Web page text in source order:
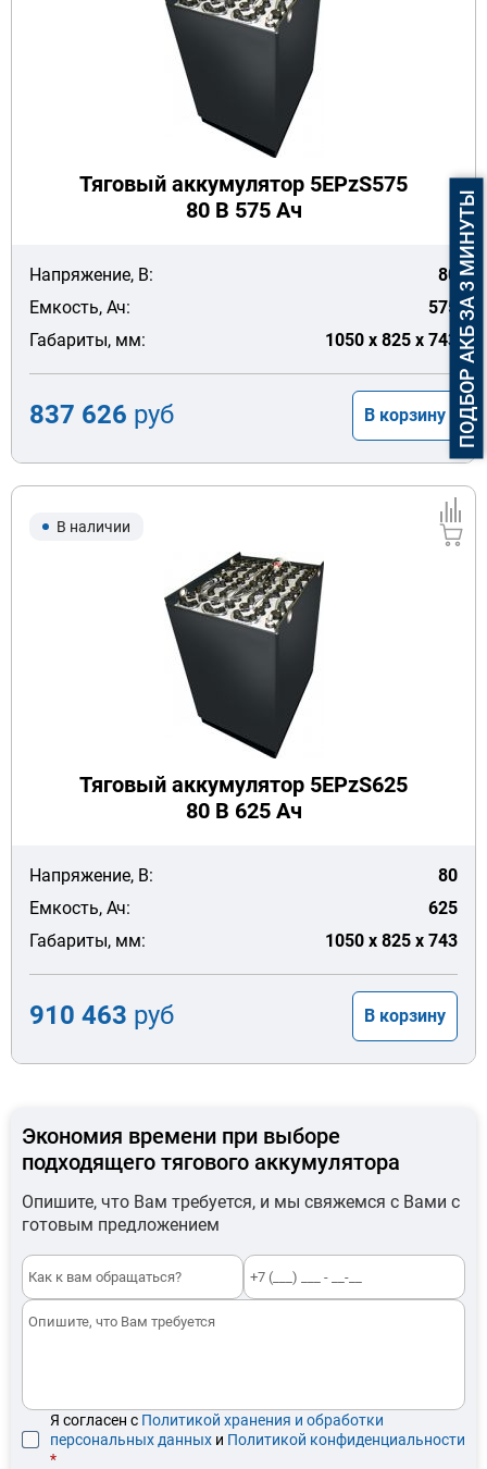
Тяговый аккумулятор 5EPzS575
80 В 575 Ач
Напряжение, В:
80
Емкость, Ач:
575
Габариты, мм:
1050 x 825 x 743
837 626 руб В корзину
В наличии
Тяговый аккумулятор 5EPzS625
80 В 625 Ач
Напряжение, В:
80
Емкость, Ач:
625
Габариты, мм:
1050 x 825 x 743
910 463 руб В корзину
Экономия времени при выборе
подходящего тягового аккумулятора
Опишите, что Вам требуется, и мы свяжемся с Вами с
готовым предложением
Я согласен с Политикой хранения и обработки
персональных данных и Политикой конфиденциальности
*
ПОДБОР АКБ ЗА 3 МИНУТЫ